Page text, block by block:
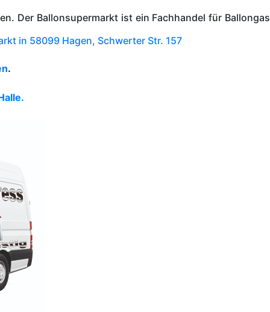
Der Ballonsupermarkt ist ein Fachhandel für Ballongas
in 58099 Hagen, Schwerter Str. 157
.